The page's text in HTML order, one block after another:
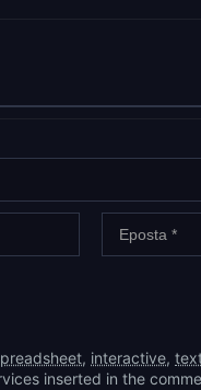
, interactive,
inserted in the